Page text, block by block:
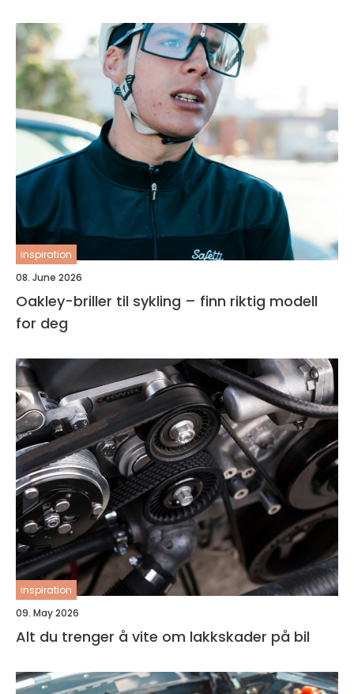
inspiration
08. June 2026
Oakley-briller til sykling – finn riktig modell
for deg
inspiration
09. May 2026
Alt du trenger å vite om lakkskader på bil